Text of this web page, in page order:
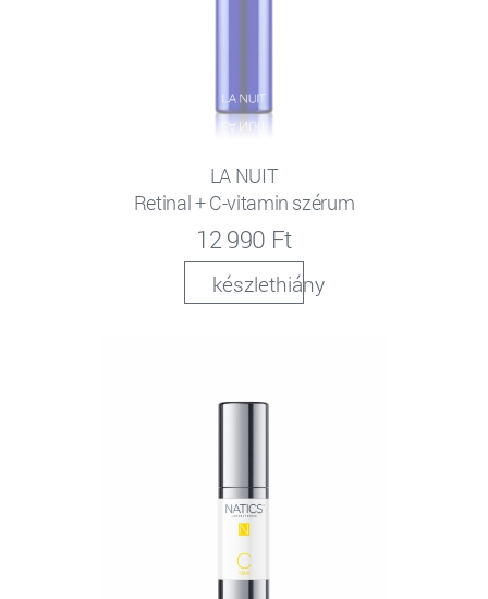
LA NUIT
Retinal + C-vitamin szérum
12 990 Ft
készlethiány